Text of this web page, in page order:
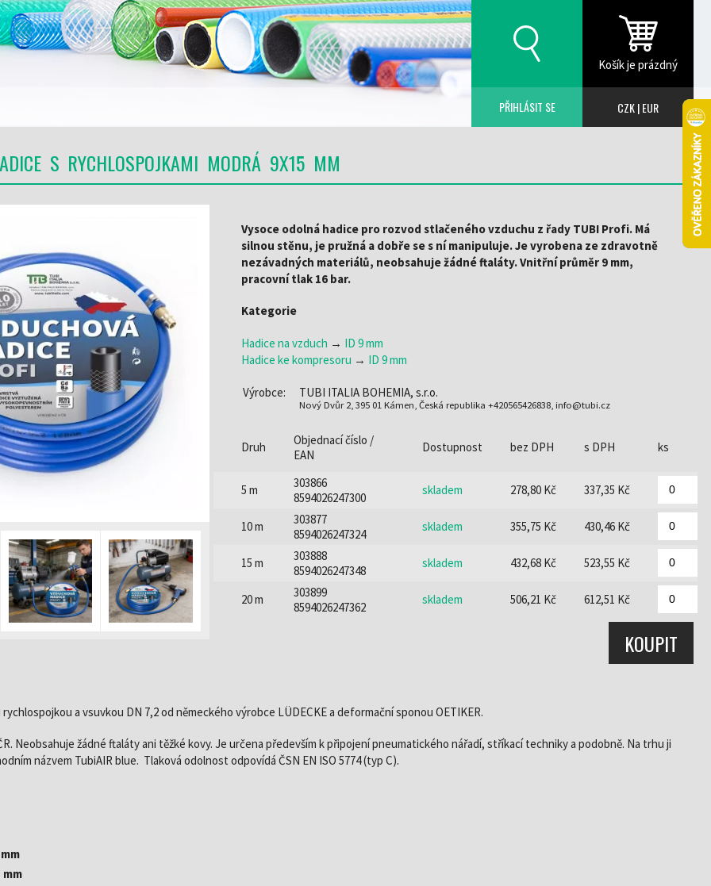
Košík je prázdný
PŘIHLÁSIT SE CZK|EUR
S RYCHLOSPOJKAMI MODRÁ 9X15 MM
Vysoce odolná hadice pro rozvod stlačeného vzduchu z řady TUBI Profi. Má
silnou stěnu, je pružná a dobře se s ní manipuluje. Je vyrobena ze zdravotně
nezávadných materiálů, neobsahuje žádné ftaláty. Vnitřní průměr 9 mm,
pracovní tlak 16 bar.
Kategorie
Hadice na vzduch → ID 9 mm
Hadice ke kompresoru → ID 9 mm
Výrobce: TUBI ITALIA BOHEMIA, s.r.o.
Nový Dvůr 2, 395 01 Kámen, Česká republika +420565426838, info@tubi.cz
Druh
Objednací číslo /
EAN
Dostupnost bez DPH s DPH ks
5 m
303866
8594026247300
skladem 278,80 Kč 337,35 Kč
10 m
303877
8594026247324
skladem 355,75 Kč 430,46 Kč
15 m
303888
8594026247348
skladem 432,68 Kč 523,55 Kč
20 m
303899
8594026247362
skladem 506,21 Kč 612,51 Kč
a vsuvkou DN 7,2 od německého výrobce LÜDECKE a deformační sponou OETIKER.
Neobsahuje žádné ftaláty ani těžké kovy. Je určena především k připojení pneumatického nářadí, stříkací techniky a podobně. Na trhu ji
názvem TubiAIR blue. Tlaková odolnost odpovídá ČSN EN ISO 5774 (typ C).
mm